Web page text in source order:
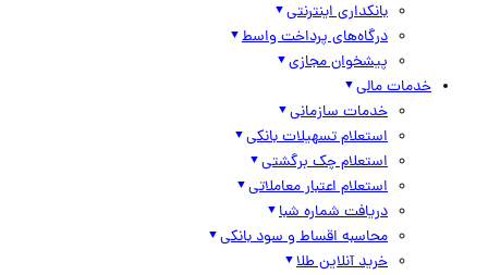
بانکداری اینترنتی
درگاه‌های پرداخت واسط
پیشخوان مجازی
خدمات مالی
خدمات سازمانی
استعلام تسهیلات بانکی
استعلام چک برگشتی
استعلام اعتبار معاملاتی
دریافت شماره شبا
محاسبه اقساط و سود بانکی
خرید آنلاین طلا